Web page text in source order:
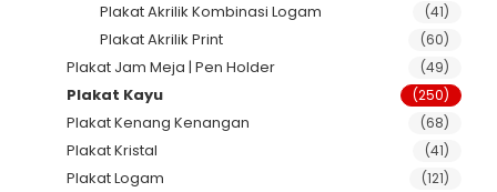
Plakat Akrilik Kombinasi Logam (41)
Plakat Akrilik Print (60)
Plakat Jam Meja | Pen Holder (49)
Plakat Kayu (250)
Plakat Kenang Kenangan (68)
Plakat Kristal (41)
Plakat Logam (121)